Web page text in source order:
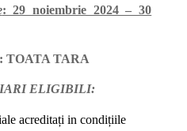
: 29 noiembrie 2024 – 30
TOATA TARA
ELIGIBILI:
acreditați in condițiile